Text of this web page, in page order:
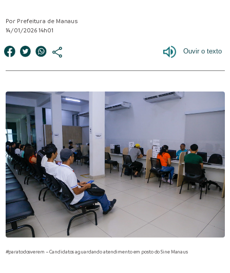
Por Prefeitura de Manaus
14/01/2026 14h01
#paratodosverem – Candidatos aguardando atendimento em posto do Sine Manaus